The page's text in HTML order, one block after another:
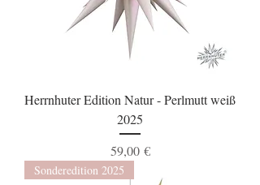
Herrnhuter Edition Natur - Perlmutt weiß
2025
Preis
59,00 €
Sonderedition 2025